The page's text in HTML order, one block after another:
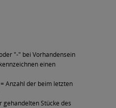
"-" bei Vorhandensein
einen
Anzahl der beim letzten
gehandelten Stücke des